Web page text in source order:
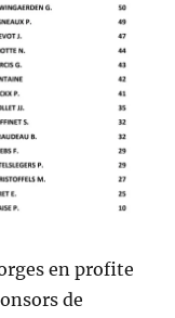
en profite
de